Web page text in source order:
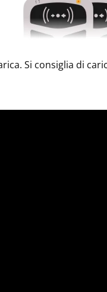
Si consiglia di